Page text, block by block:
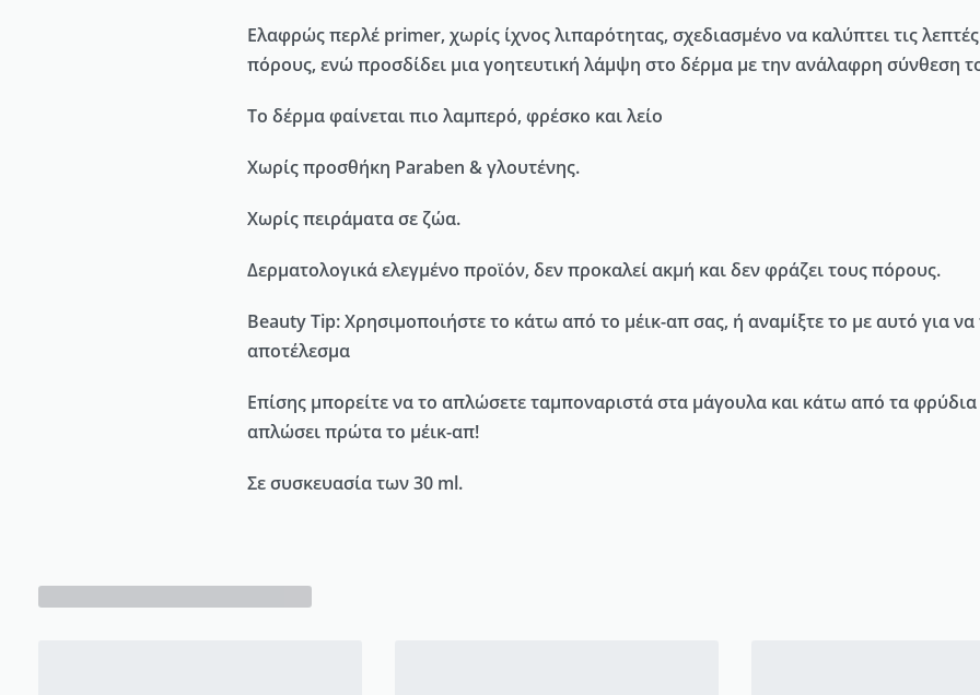
Ελαφρώς περλέ primer, χωρίς ίχνος λιπαρότητας, σχεδιασμένο να καλύπτει τις
πόρους, ενώ προσδίδει μια γοητευτική λάμψη στο δέρμα με την ανάλαφρη σύνθεση
Το δέρμα φαίνεται πιο λαμπερό, φρέσκο και λείο
Χωρίς προσθήκη Paraben & γλουτένης.
Χωρίς πειράματα σε ζώα.
Δερματολογικά ελεγμένο προϊόν, δεν προκαλεί ακμή και δεν φράζει τους πόρους.
Beauty Tip: Χρησιμοποιήστε το κάτω από το μέικ-απ σας, ή αναμίξτε το με αυτό για
αποτέλεσμα
Επίσης μπορείτε να το απλώσετε ταμποναριστά στα μάγουλα και κάτω από τα
απλώσει πρώτα το μέικ-απ!
Σε συσκευασία των 30 ml.